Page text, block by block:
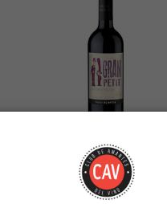
Morande Adventure El Gran
Syrah / Pet...
Socio: $17.631
Normal: $19.590